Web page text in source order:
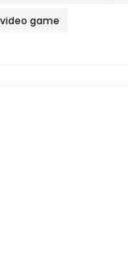
video game